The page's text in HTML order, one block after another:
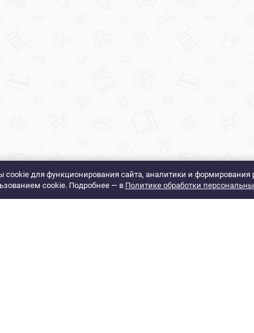
для функционирования сайта, аналитики и
cookie. Подробнее — в Политике обработки